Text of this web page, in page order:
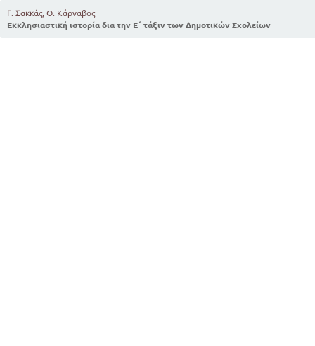
Γ. Σακκάς, Θ. Κάρναβος
Εκκλησιαστική ιστορία δια την Ε΄ τάξιν των Δημοτικών Σχολείων